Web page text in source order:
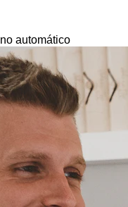
automático